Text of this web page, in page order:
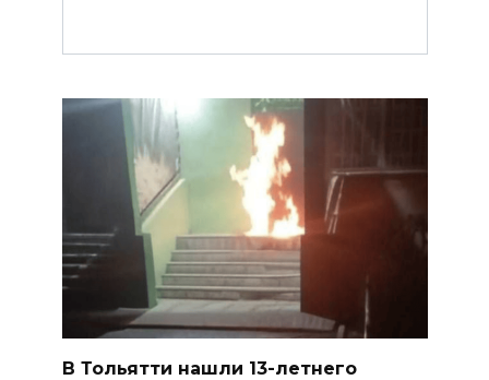
В Тольятти нашли 13-летнего